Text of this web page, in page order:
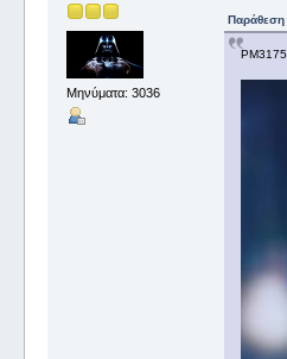
Μηνύματα: 3036